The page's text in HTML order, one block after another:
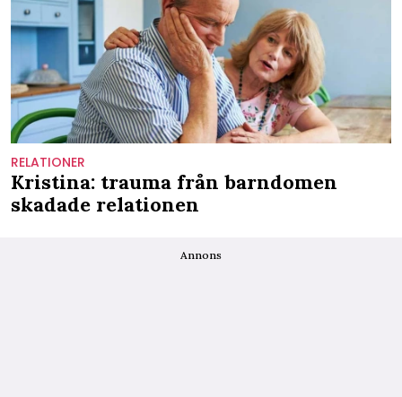
RELATIONER
Kristina: trauma från barndomen
skadade relationen
Annons